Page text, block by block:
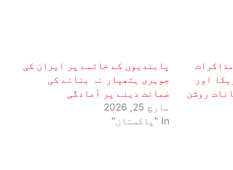
اور
روشن
پابندیوں کے خاتمے پر ایران کی
جوہری ہتھیار نہ بنانے کی
ضمانت دینے پر آمادگی
مارچ 25, 2026
In "پاکستان"